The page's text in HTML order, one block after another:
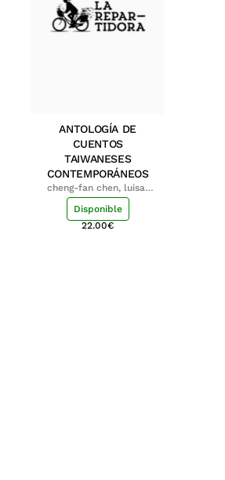
ANTOLOGÍA DE
CUENTOS
TAIWANESES
CONTEMPORÁNEOS
cheng-fan chen, luisa;
shu-ying chang, luisa
Disponible
22.00€